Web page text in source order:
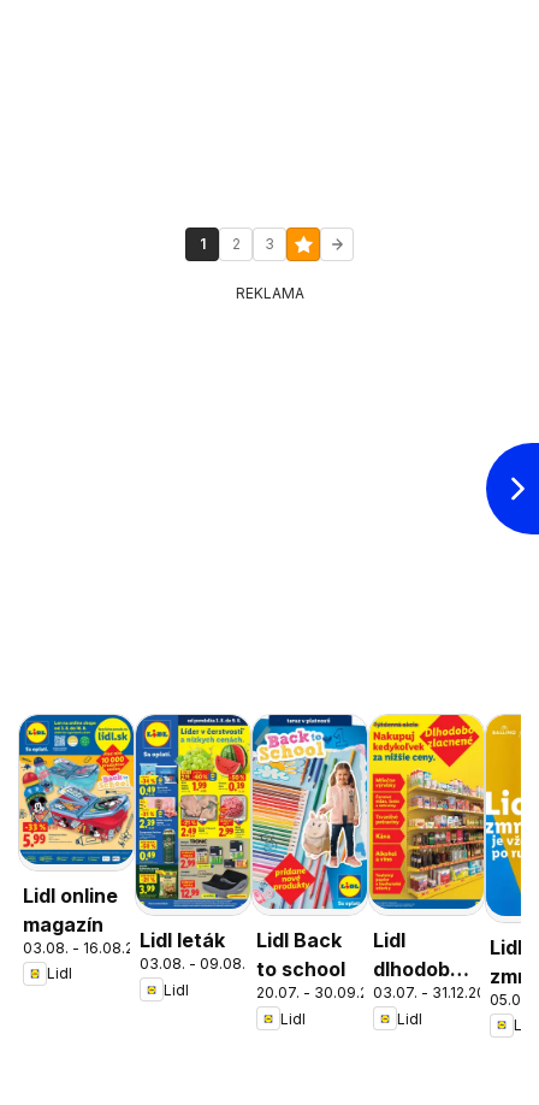
1 2 3
REKLAMA
Lidl online
magazín
03.08. - 16.08.2026
Lidl
Lidl leták
03.08. - 09.08.2026
Lidl
Lidl Back
to school
20.07. - 30.09.2026
Lidl
Lidl
dlhodobo
zlacnené
03.07. - 31.12.2026
Lidl
Lidl
05.05.
Lidl